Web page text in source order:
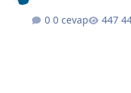
0 cevap